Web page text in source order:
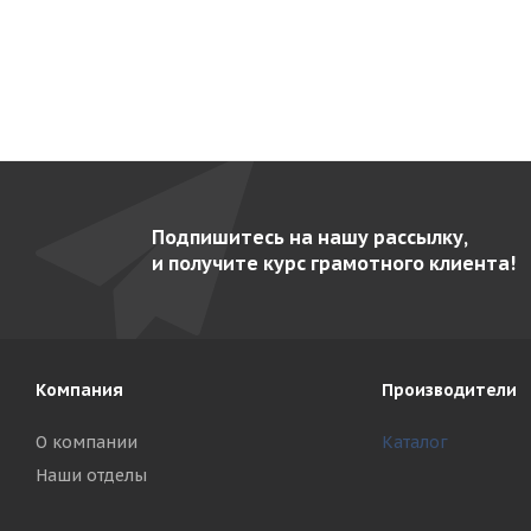
Подпишитесь на нашу рассылку,
и получите курс грамотного клиента!
Компания
О компании
Наши отделы
Производители
Каталог